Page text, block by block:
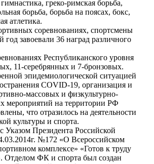
греко-римская борьба,
борьба, борьба на поясах, бокс,
атлетика.
соревнованиях, спортсмены
завоевали 36 наград различного
Республиканского уровня
11-серебрянных и 7-бронзовых.
эпидемиологической ситуацией
COVID-19, организация и
массовых и физкультурно-
мероприятий на территории РФ
что отразилось на деятельности
культуры и спорта.
Указом Президента Российской
№172 «О Всероссийском
комплексе» «Готов к труду
Отделом ФК и спорта был создан